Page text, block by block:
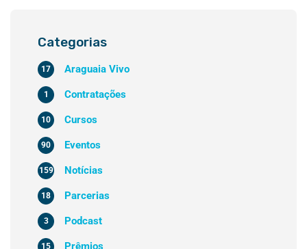
Categorias
Araguaia Vivo
17
Contratações
1
Cursos
10
Eventos
90
Notícias
159
Parcerias
18
Podcast
3
Prêmios
15